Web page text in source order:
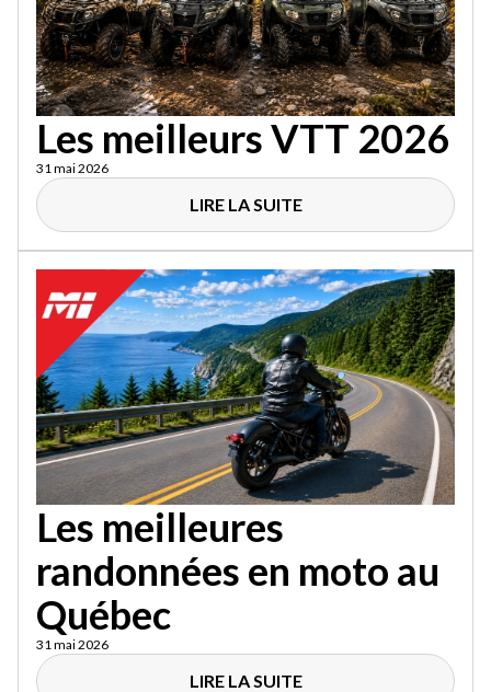
Les meilleurs VTT 2026
31 mai 2026
LIRE LA SUITE
Les meilleures
randonnées en moto au
Québec
31 mai 2026
LIRE LA SUITE